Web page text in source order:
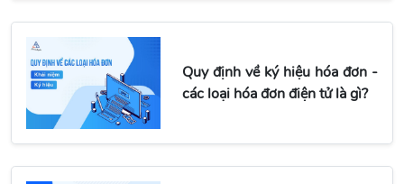
Quy định về ký hiệu hóa đơn -
các loại hóa đơn điện tử là gì?